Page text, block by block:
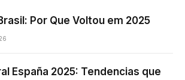
Por Que Voltou em 2025
España 2025: Tendencias que